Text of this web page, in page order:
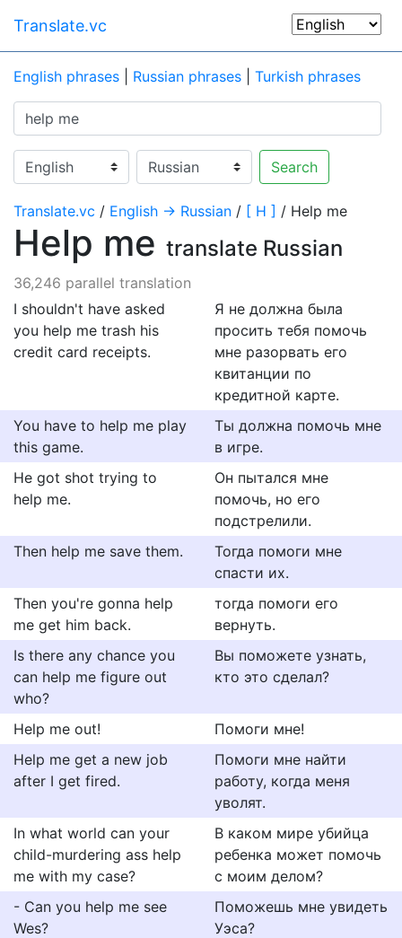
Translate.vc
English phrases Russian phrases Turkish phrases
Search
Translate.vc / English → Russian / [ H ] / Help me
Help me translate Russian
36,246 parallel translation
I shouldn't have asked
you help me trash his
credit card receipts.
Я не должна была
просить тебя помочь
мне разорвать его
квитанции по
кредитной карте.
You have to help me play
this game.
Ты должна помочь мне
в игре.
He got shot trying to
help me.
Он пытался мне
помочь, но его
подстрелили.
Then help me save them.
Тогда помоги мне
спасти их.
Then you're gonna help
me get him back.
тогда помоги его
вернуть.
Is there any chance you
can help me figure out
who?
Вы поможете узнать,
кто это сделал?
Help me out!
Помоги мне!
Help me get a new job
after I get fired.
Помоги мне найти
работу, когда меня
уволят.
In what world can your
child-murdering ass help
me with my case?
В каком мире убийца
ребенка может помочь
с моим делом?
- Can you help me see
Wes?
Поможешь мне увидеть
Уэса?